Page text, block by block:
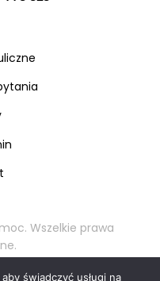
Wszelkie prawa
świadczyć usługi na